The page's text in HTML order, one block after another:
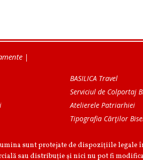
|
BASILICA Travel
Serviciul de Colportaj
Atelierele Patriarhiei
Tipografia Cărţilor
sunt protejate de dispoziţiile legale
sau distribuţie şi nici nu pot fi